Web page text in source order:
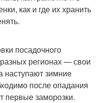
как и где их хранить
посадочного
регионах — свои
наступают зимние
после опадания
первые заморозки.